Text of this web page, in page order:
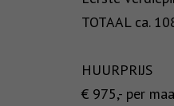
TOTAAL ca.
HUURPRIJS
€ 975,- per